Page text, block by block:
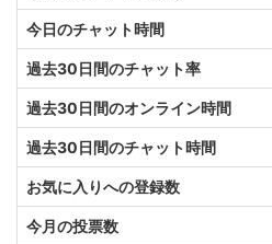
今日のチャット時間
過去30日間のチャット率
過去30日間のオンライン時間
過去30日間のチャット時間
お気に入りへの登録数
今月の投票数